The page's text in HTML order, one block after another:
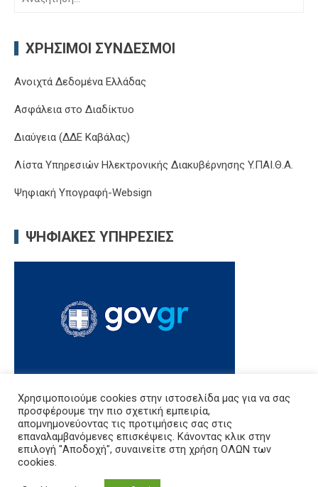
ΧΡΉΣΙΜΟΙ ΣΎΝΔΕΣΜΟΙ
Ανοιχτά Δεδομένα Ελλάδας
Ασφάλεια στο Διαδίκτυο
Διαύγεια (ΔΔΕ Καβάλας)
Λίστα Υπηρεσιών Ηλεκτρονικής Διακυβέρνησης Y.ΠΑΙ.Θ.Α.
Ψηφιακή Υπογραφή-Websign
ΨΗΦΙΑΚΈΣ ΥΠΗΡΕΣΊΕΣ
Δ.Δ.Ε. Καβάλας, Εθνικής Αντίστασης 20, Διοικητήριο, 5ος όροφος,
Καβάλα 65110
Χρησιμοποιούμε cookies στην ιστοσελίδα μας για να σας
προσφέρουμε την πιο σχετική εμπειρία,
απομνημονεύοντας τις προτιμήσεις σας στις
επαναλαμβανόμενες επισκέψεις. Κάνοντας κλικ στην
επιλογή "Αποδοχή", συναινείτε στη χρήση ΟΛΩΝ των
cookies.